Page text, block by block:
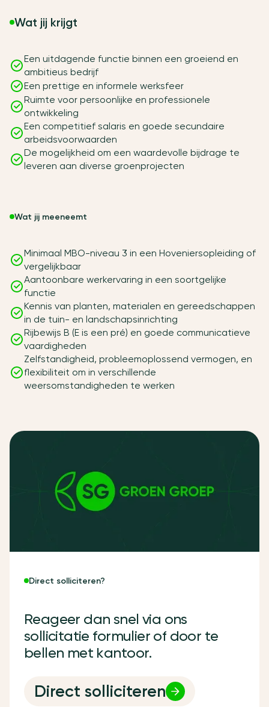
Wat jij krijgt
Een uitdagende functie binnen een groeiend en
ambitieus bedrijf
Een prettige en informele werksfeer
Ruimte voor persoonlijke en professionele
ontwikkeling
Een competitief salaris en goede secundaire
arbeidsvoorwaarden
De mogelijkheid om een waardevolle bijdrage te
leveren aan diverse groenprojecten
Wat jij meeneemt
Minimaal MBO-niveau 3 in een Hoveniersopleiding of
vergelijkbaar
Aantoonbare werkervaring in een soortgelijke
functie
Kennis van planten, materialen en gereedschappen
in de tuin- en landschapsinrichting
Rijbewijs B (E is een pré) en goede communicatieve
vaardigheden
Zelfstandigheid, probleemoplossend vermogen, en
flexibiliteit om in verschillende
weersomstandigheden te werken
Direct solliciteren?
Reageer dan snel via ons
sollicitatie formulier of door te
bellen met kantoor.
Direct solliciteren